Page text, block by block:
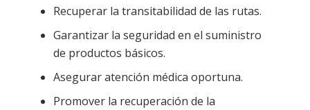
Recuperar la transitabilidad de las rutas.
Garantizar la seguridad en el suministro
de productos básicos.
Asegurar atención médica oportuna.
Promover la recuperación de la